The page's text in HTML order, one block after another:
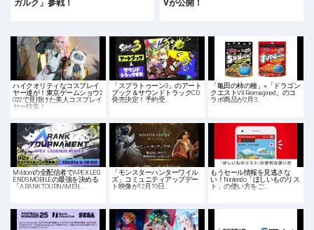
ガルク」参戦！ Vが公開！
ハイクオリティなコスプレイ
ヤー達が！東京ゲームショウ2
022で見掛けた美人コスプレイ
ヤー特集！
「スプラトゥーン3」のアート
ブック＆サウンドトラックCD
発売決定！予約受…
「亀田の柿の種」×「ドラゴン
クエストVII Reimagined」のコ
ラボ商品が2月3…
Mildomの全配信者でAPEX LEG
ENDS MOBILEの最強を決める
「A RANK TOURNAMEN…
「モンスターハンターワイル
ズ」コミュニティアップデー
ト映像が12月19日…
もうセール情報を見逃さな
い！Nintendo「ほしいものリス
ト」の使い方をご…